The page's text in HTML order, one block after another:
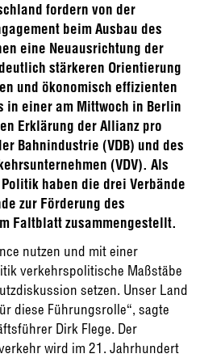
fordern von der
beim Ausbau des
eine Neuausrichtung der
stärkeren Orientierung
und ökonomisch effizienten
in einer am Mittwoch in Berlin
Erklärung der Allianz pro
Bahnindustrie (VDB) und des
(VDV). Als
haben die drei Verbände
zur Förderung des
Faltblatt zusammengestellt.
nutzen und mit einer
verkehrspolitische Maßstäbe
setzen. Unser Land
diese Führungsrolle“, sagte
Dirk Flege. Der
wird im 21. Jahrhundert